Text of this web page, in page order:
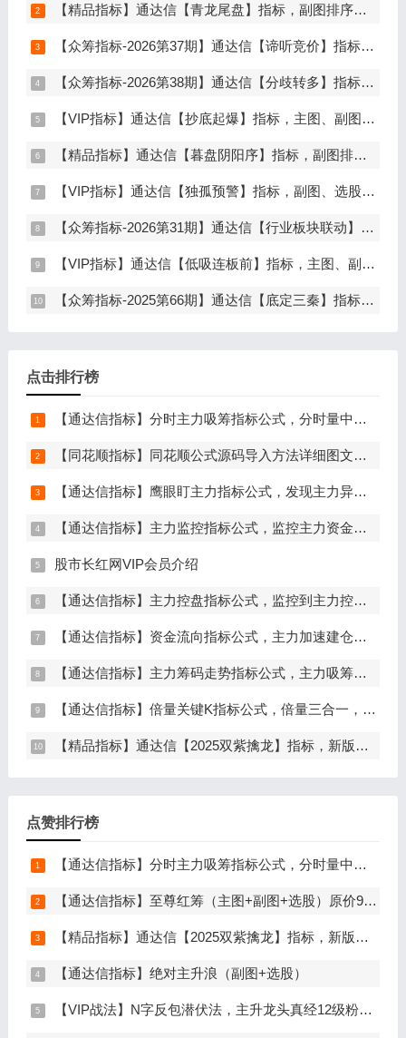
【精品指标】通达信【青龙尾盘】指标，副图排序，分时主图，排序潜伏，次日套利，信号可回看，超短策略，仅限电脑通达信使用
【众筹指标-2026第37期】通达信【谛听竞价】指标，副图排序、选股，原价5980元的早盘竞价指标，可回测历史数据，信号全天不变，开放源码可永久使用，手机电脑通达信通用
【众筹指标-2026第38期】通达信【分歧转多】指标，主图、副图、选股，首板分歧低吸二波行情，信号少，胜率高，手机电脑通达信通用
【VIP指标】通达信【抄底起爆】指标，主图、副图、选股，趋势缩量放量三重信号确认，解决抄底总在半山腰难题，手机电脑通达信通用
【精品指标】通达信【暮盘阴阳序】指标，副图排序，尾盘选股，电脑版量化辅助工具，尾盘排序，信号全天不变，仅限电脑通达信使用
【VIP指标】通达信【独孤预警】指标，副图、选股，码力金矿独创趋势企稳预警，无未来函数，手机电脑通达信通用
【众筹指标-2026第31期】通达信【行业板块联动】指标，主图、选股，精准捕捉板块行情，分清龙头补涨规避回落，无未来函数，仅支持电脑通达信
【VIP指标】通达信【低吸连板前】指标，主图、副图、选股，埋伏连板前的节点，信号不漂移，手机电脑通达信通用
【众筹指标-2025第66期】通达信【底定三秦】指标，主图、副图、选股，连板龙头低吸精准量化，出票少而精，五年平均胜率92%，手机电脑通达信通用
点击排行榜
【通达信指标】分时主力吸筹指标公式，分时量中显主力（分时副图）
【同花顺指标】同花顺公式源码导入方法详细图文教程
【通达信指标】鹰眼盯主力指标公式，发现主力异动资金（副图+选股）
【通达信指标】主力监控指标公式，监控主力资金和筹码异动（副图+选股）
股市长红网VIP会员介绍
【通达信指标】主力控盘指标公式，监控到主力控盘时间越长，后期爆发力越大（副图+选股）
【通达信指标】资金流向指标公式，主力加速建仓（副图+选股）
【通达信指标】主力筹码走势指标公式，主力吸筹，筹码集中度解析，挖掘大资金信号（副图+选股）
【通达信指标】倍量关键K指标公式，倍量三合一，关键起涨K线（主图+副图+选股）
【精品指标】通达信【2025双紫擒龙】指标，新版主图、副图、选股，主力吸筹套装，手机电脑通达信通用
点赞排行榜
【通达信指标】分时主力吸筹指标公式，分时量中显主力（分时副图）
【通达信指标】至尊红筹（主图+副图+选股）原价9999元的全套指标
【精品指标】通达信【2025双紫擒龙】指标，新版主图、副图、选股，主力吸筹套装，手机电脑通达信通用
【通达信指标】绝对主升浪（副图+选股）
【VIP战法】N字反包潜伏法，主升龙头真经12级粉丝专属战法，节点潜伏